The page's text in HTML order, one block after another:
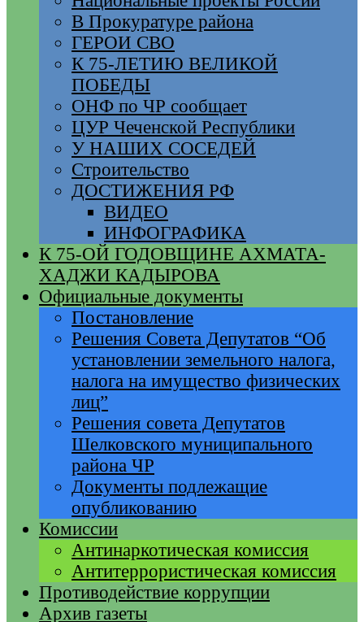
В Прокуратуре района
ГЕРОИ СВО
К 75-ЛЕТИЮ ВЕЛИКОЙ
ПОБЕДЫ
ОНФ по ЧР сообщает
ЦУР Чеченской Республики
У НАШИХ СОСЕДЕЙ
Строительство
ДОСТИЖЕНИЯ РФ
ВИДЕО
ИНФОГРАФИКА
К 75-ОЙ ГОДОВЩИНЕ АХМАТА-
ХАДЖИ КАДЫРОВА
Официальные документы
Постановление
Решения Совета Депутатов “Об
установлении земельного налога,
налога на имущество физических
лиц”
Решения совета Депутатов
Шелковского муниципального
района ЧР
Документы подлежащие
опубликованию
Комиссии
Антинаркотическая комиссия
Антитеррористическая комиссия
Противодействие коррупции
Архив газеты